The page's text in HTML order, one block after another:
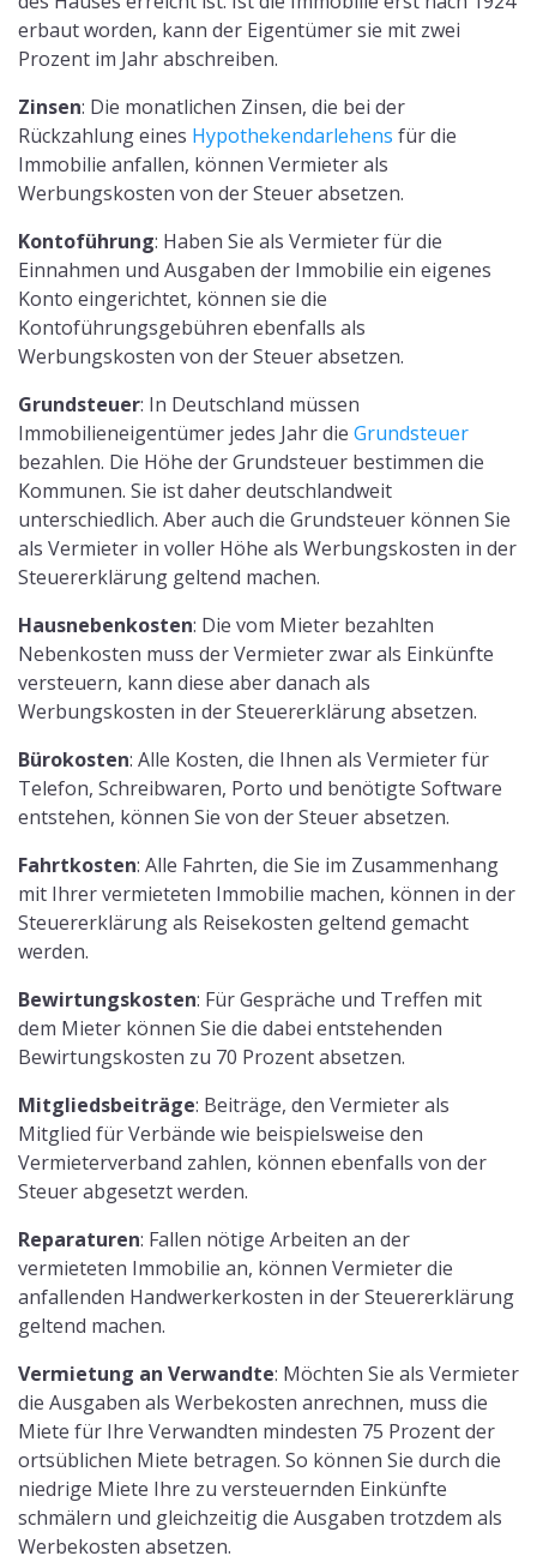
erbaut worden, kann der Eigentümer sie mit zwei
Prozent im Jahr abschreiben.
Zinsen: Die monatlichen Zinsen, die bei der
Rückzahlung eines Hypothekendarlehens für die
Immobilie anfallen, können Vermieter als
Werbungskosten von der Steuer absetzen.
Kontoführung: Haben Sie als Vermieter für die
Einnahmen und Ausgaben der Immobilie ein eigenes
Konto eingerichtet, können sie die
Kontoführungsgebühren ebenfalls als
Werbungskosten von der Steuer absetzen.
Grundsteuer: In Deutschland müssen
Immobilieneigentümer jedes Jahr die Grundsteuer
bezahlen. Die Höhe der Grundsteuer bestimmen die
Kommunen. Sie ist daher deutschlandweit
unterschiedlich. Aber auch die Grundsteuer können Sie
als Vermieter in voller Höhe als Werbungskosten in der
Steuererklärung geltend machen.
Hausnebenkosten: Die vom Mieter bezahlten
Nebenkosten muss der Vermieter zwar als Einkünfte
versteuern, kann diese aber danach als
Werbungskosten in der Steuererklärung absetzen.
Bürokosten: Alle Kosten, die Ihnen als Vermieter für
Telefon, Schreibwaren, Porto und benötigte Software
entstehen, können Sie von der Steuer absetzen.
Fahrtkosten: Alle Fahrten, die Sie im Zusammenhang
mit Ihrer vermieteten Immobilie machen, können in der
Steuererklärung als Reisekosten geltend gemacht
werden.
Bewirtungskosten: Für Gespräche und Treffen mit
dem Mieter können Sie die dabei entstehenden
Bewirtungskosten zu 70 Prozent absetzen.
Mitgliedsbeiträge: Beiträge, den Vermieter als
Mitglied für Verbände wie beispielsweise den
Vermieterverband zahlen, können ebenfalls von der
Steuer abgesetzt werden.
Reparaturen: Fallen nötige Arbeiten an der
vermieteten Immobilie an, können Vermieter die
anfallenden Handwerkerkosten in der Steuererklärung
geltend machen.
Vermietung an Verwandte: Möchten Sie als Vermieter
die Ausgaben als Werbekosten anrechnen, muss die
Miete für Ihre Verwandten mindesten 75 Prozent der
ortsüblichen Miete betragen. So können Sie durch die
niedrige Miete Ihre zu versteuernden Einkünfte
schmälern und gleichzeitig die Ausgaben trotzdem als
Werbekosten absetzen.